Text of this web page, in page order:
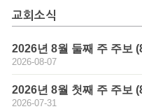
교회소식
2026년 8월 둘째 주 주보
2026-08-07
2026년 8월 첫째 주 주보
2026-07-31